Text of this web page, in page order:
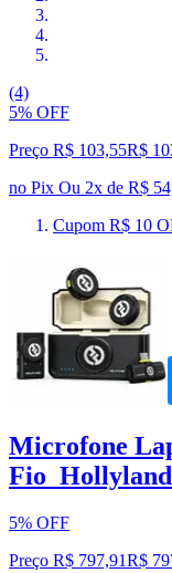
(4)
5% OFF
Preço R$ 103,55R$
no Pix Ou 2x de R$
Cupom R$ 10
Microfone
5% OFF
Preço R$ 797,91R$